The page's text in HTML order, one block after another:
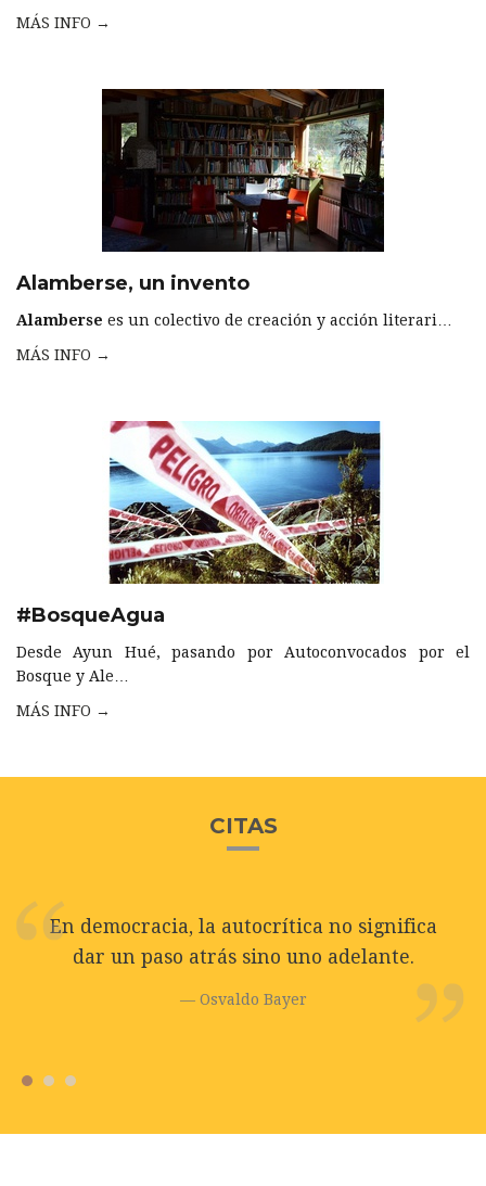
MÁS INFO →
Alamberse, un invento
Alamberse es un colectivo de creación y acción literari…
MÁS INFO →
#BosqueAgua
Desde Ayun Hué, pasando por Autoconvocados por el
Bosque y Ale…
MÁS INFO →
CITAS
En democracia, la autocrítica no significa
dar un paso atrás sino uno adelante.
Osvaldo Bayer